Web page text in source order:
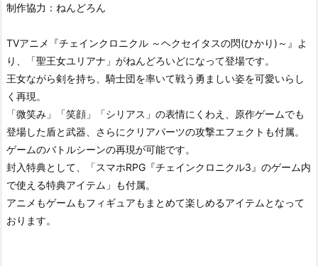
制作協力：ねんどろん
TVアニメ『チェインクロニクル ～ヘクセイタスの閃(ひかり)～』よ
り、「聖王女ユリアナ」がねんどろいどになって登場です。
王女ながら剣を持ち、騎士団を率いて戦う勇ましい姿を可愛いらし
く再現。
「微笑み」「笑顔」「シリアス」の表情にくわえ、原作ゲームでも
登場した盾と武器、さらにクリアパーツの攻撃エフェクトも付属。
ゲームのバトルシーンの再現が可能です。
封入特典として、「スマホRPG『チェインクロニクル3』のゲーム内
で使える特典アイテム」も付属。
アニメもゲームもフィギュアもまとめて楽しめるアイテムとなって
おります。